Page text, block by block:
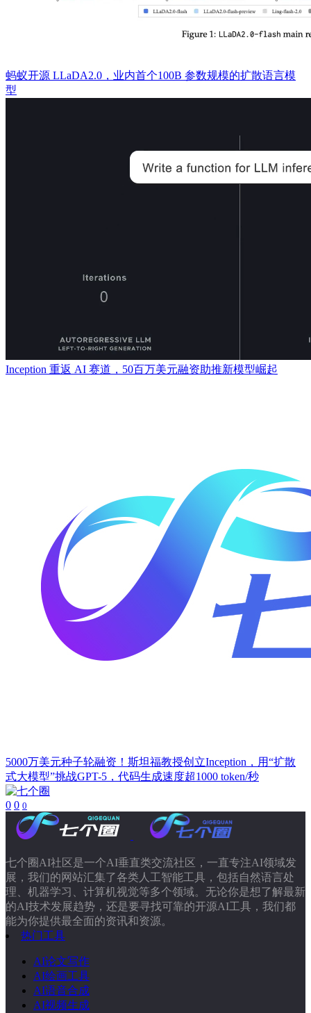
蚂蚁开源 LLaDA2.0，业内首个100B 参数规模的扩散语言模
型
Inception 重返 AI 赛道，50百万美元融资助推新模型崛起
5000万美元种子轮融资！斯坦福教授创立Inception，用“扩散
式大模型”挑战GPT-5，代码生成速度超1000 token/秒
0 0 0
七个圈AI社区是一个AI垂直类交流社区，一直专注AI领域发
展，我们的网站汇集了各类人工智能工具，包括自然语言处
理、机器学习、计算机视觉等多个领域。无论你是想了解最新
的AI技术发展趋势，还是要寻找可靠的开源AI工具，我们都
能为你提供最全面的资讯和资源。
热门工具
AI论文写作
AI绘画工具
AI语音合成
AI视频生成